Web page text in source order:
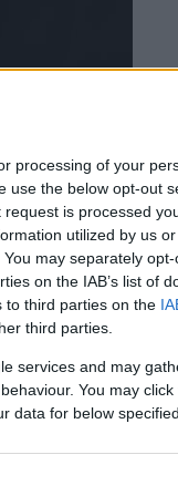
processing of your
use the below opt-out
is processed
utilized by us
may separately
on the IAB’s list of
to third parties on the
third parties.
services and may
You may
data for below
φάσμα
που
ACS).